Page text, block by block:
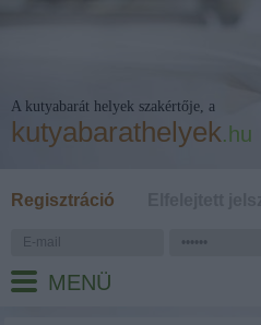
A kutyabarát helyek szakértője, a
kutyabarathelyek.hu
Regisztráció
MENÜ